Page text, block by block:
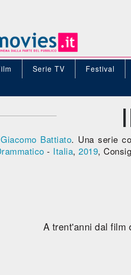
Serie TV Festival
Giacomo Battiato. Una serie
- Italia, 2019,
A trent'anni dal film